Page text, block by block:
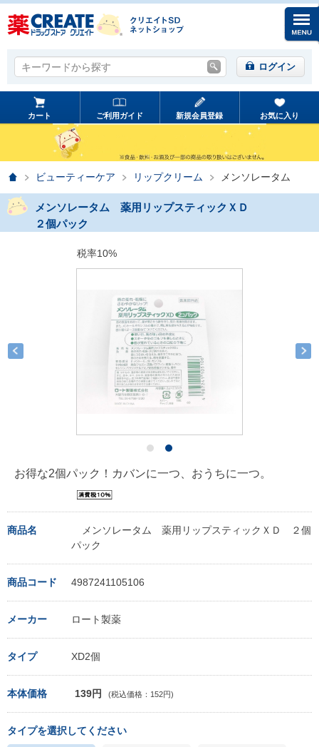
キーワードから探す
キーワードから探す ログイン
カート ご利用ガイド 新規会員登録 お気に入り
ホームビューティーケア リップクリーム メンソレータム
メンソレータム 薬用リップスティックＸＤ
２個パック
税率10%
お得な2個パック！カバンに一つ、おうちに一つ。
商品名
メンソレータム 薬用リップスティックＸＤ ２個
パック
商品コード 4987241105106
メーカー ロート製薬
タイプ XD2個
本体価格 139円 (税込価格：152円)
タイプを選択してください